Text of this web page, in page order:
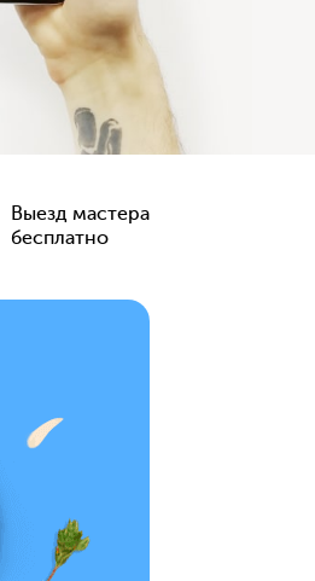
Выезд мастера
бесплатно